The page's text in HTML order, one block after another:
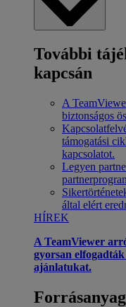
További
kapcsán
A
biztonságos
támogatási
kapcsolatot.
Legyen
által elért
HÍREK
A TeamViewer
gyorsan
ajánlatukat.